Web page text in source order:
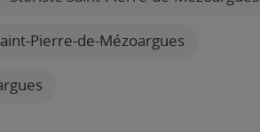
Pierre-de-Mézoargues